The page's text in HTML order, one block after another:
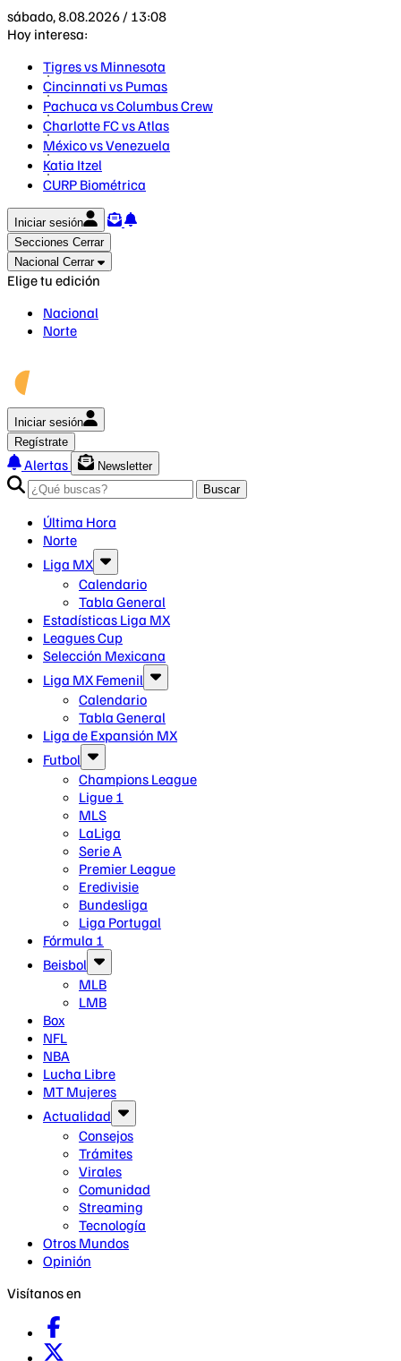
sábado, 8.08.2026 / 13:08
Hoy interesa:
Tigres vs Minnesota
Cincinnati vs Pumas
Pachuca vs Columbus Crew
Charlotte FC vs Atlas
México vs Venezuela
Katia Itzel
CURP Biométrica
Iniciar sesión
Secciones Cerrar
Nacional Cerrar
Elige tu edición
Nacional
Norte
Iniciar sesión
Regístrate
Alertas
Newsletter
Buscar
Última Hora
Norte
Liga MX
Calendario
Tabla General
Estadísticas Liga MX
Leagues Cup
Selección Mexicana
Liga MX Femenil
Calendario
Tabla General
Liga de Expansión MX
Futbol
Champions League
Ligue 1
MLS
LaLiga
Serie A
Premier League
Eredivisie
Bundesliga
Liga Portugal
Fórmula 1
Beisbol
MLB
LMB
Box
NFL
NBA
Lucha Libre
MT Mujeres
Actualidad
Consejos
Trámites
Virales
Comunidad
Streaming
Tecnología
Otros Mundos
Opinión
Visítanos en